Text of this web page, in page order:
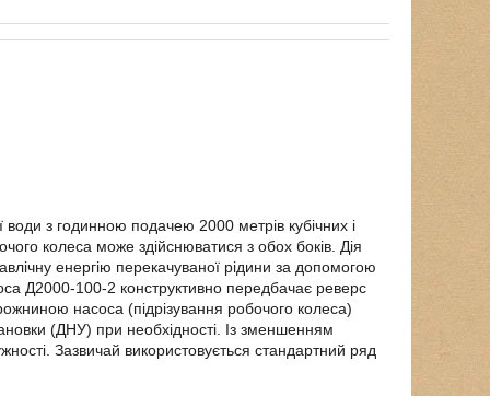
з годинною подачею 2000 метрів кубічних і
колеса може здійснюватися з обох боків. Дія
енергію перекачуваної рідини за допомогою
Д2000-100-2 конструктивно передбачає реверс
насоса (підрізування робочого колеса)
(ДНУ) при необхідності. Із зменшенням
Зазвичай використовується стандартний ряд